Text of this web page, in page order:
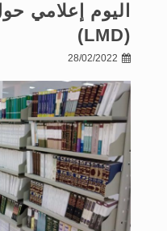
اليوم إعلامي
(LMD)
28/02/2022